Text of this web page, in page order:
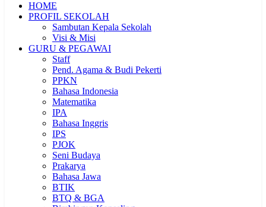
HOME
PROFIL SEKOLAH
Sambutan Kepala Sekolah
Visi & Misi
GURU & PEGAWAI
Staff
Pend. Agama & Budi Pekerti
PPKN
Bahasa Indonesia
Matematika
IPA
Bahasa Inggris
IPS
PJOK
Seni Budaya
Prakarya
Bahasa Jawa
BTIK
BTQ & BGA